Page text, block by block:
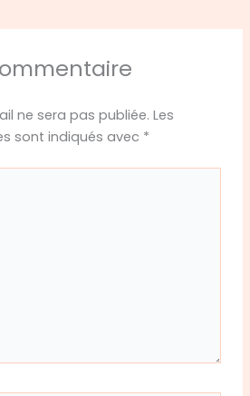
ne sera pas publiée. Les
sont indiqués avec *